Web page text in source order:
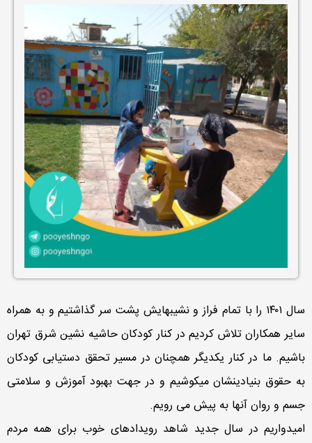
سال ۱۴۰۱ را با تمام فراز و نشیبهایش پشت سر گذاشتیم و به همراه
سایر همکاران تلاش کردیم در کنار کودکان حاشیه نشین شرق تهران
باشیم. ما در کنار یکدیگر همچنان در مسیر تحقق دستیابی کودکان
به حقوق بنیادینشان میکوشیم و در جهت بهبود آموزش و سلامتی
جسم و روان آنها به پیش می رویم.
امیدواریم در سال جدید شاهد رویدادهای خوب برای همه مردم